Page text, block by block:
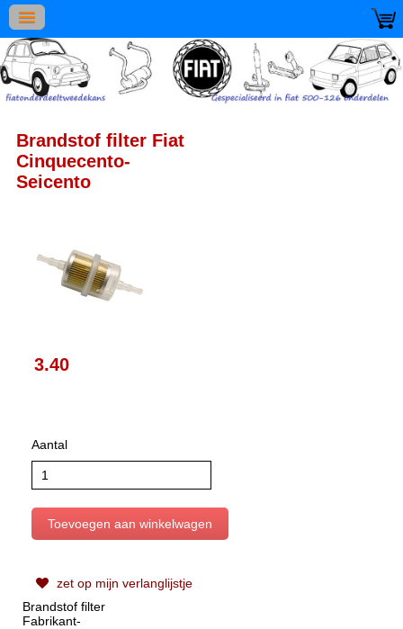
Brandstof filter Fiat
Cinquecento-
Seicento
3.40
Aantal
zet op mijn verlanglijstje
Brandstof filter
Fabrikant-